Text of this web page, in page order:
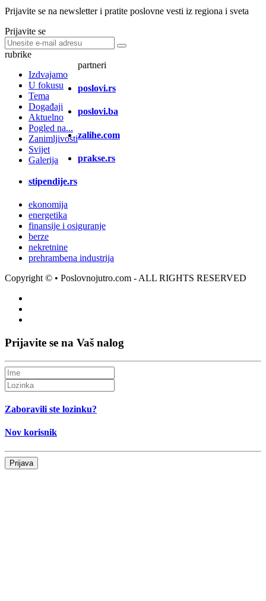
Prijavite se na newsletter i pratite poslovne vesti iz regiona i sveta
Prijavite se
rubrike
Izdvajamo
U fokusu
Tema
Događaji
Aktuelno
Pogled na...
Zanimljivosti
Svijet
Galerija
partneri
poslovi.rs
poslovi.ba
zalihe.com
prakse.rs
stipendije.rs
ekonomija
energetika
finansije i osiguranje
berze
nekretnine
prehrambena industrija
Copyright © • Poslovnojutro.com - ALL RIGHTS RESERVED
Prijavite se na Vaš nalog
Zaboravili ste lozinku?
Nov korisnik